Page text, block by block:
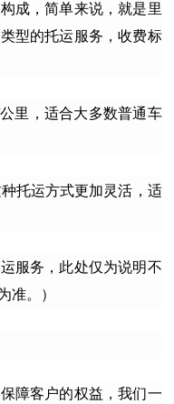
成，简单来说，就是里
型的托运服务，收费标
公里，适合大多数普通车
种托运方式更加灵活，适
服务，此处仅为说明不
准。）
障客户的权益，我们一